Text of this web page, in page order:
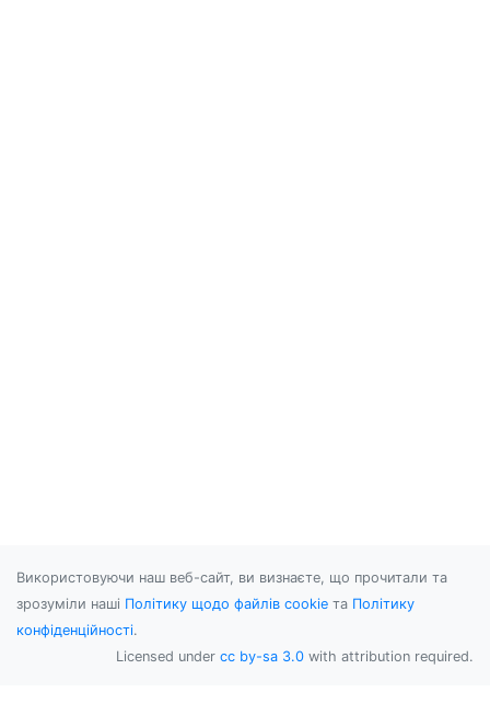
Використовуючи наш веб-сайт, ви визнаєте, що прочитали та
зрозуміли наші Політику щодо файлів cookie та Політику
конфіденційності.
Licensed under cc by-sa 3.0 with attribution required.